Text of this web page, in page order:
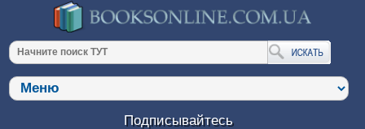
Подписывайтесь